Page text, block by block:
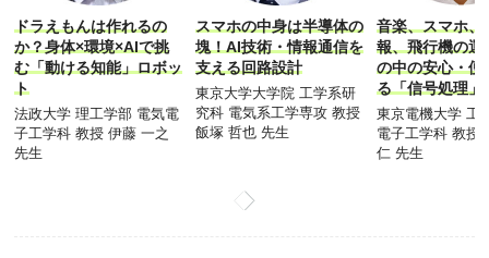
ドラえもんは作れるの
か？身体×環境×AIで挑
む「動ける知能」ロボッ
ト
法政大学 理工学部 電気電
子工学科 教授 伊藤 一之
先生
スマホの中身は半導体の
塊！AI技術・情報通信を
支える回路設計
東京大学大学院 工学系研
究科 電気系工学専攻 教授
飯塚 哲也 先生
音楽、スマホ、
報、飛行機の
の中の安心・便
る「信号処理」
東京電機大学 工
電子工学科 教授
仁 先生